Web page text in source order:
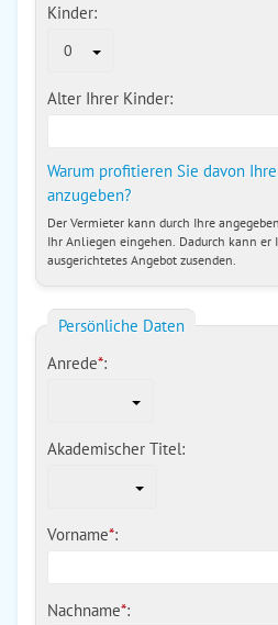
Kinder:
0
Alter Ihrer Kinder:
Warum profitieren Sie davon
anzugeben?
Der Vermieter kann durch Ihre angegebenen
Ihr Anliegen eingehen. Dadurch kann er
ausgerichtetes Angebot zusenden.
Persönliche Daten
Anrede*:
Akademischer Titel:
Vorname*:
Nachname*: